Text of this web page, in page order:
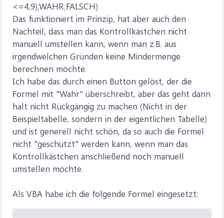
<=4,9);WAHR;FALSCH)
Das funktioniert im Prinzip, hat aber auch den
Nachteil, dass man das Kontrollkästchen nicht
manuell umstellen kann, wenn man z.B. aus
irgendwelchen Gründen keine Mindermenge
berechnen möchte.
Ich habe das durch einen Button gelöst, der die
Formel mit "Wahr" überschreibt, aber das geht dann
halt nicht Rückgängig zu machen (Nicht in der
Beispieltabelle, sondern in der eigentlichen Tabelle)
und ist generell nicht schön, da so auch die Formel
nicht "geschützt" werden kann, wenn man das
Kontrollkästchen anschließend noch manuell
umstellen möchte.
Als VBA habe ich die folgende Formel eingesetzt: